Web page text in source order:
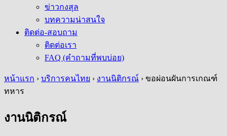
ข่าวกงสุล
บทความน่าสนใจ
ติดต่อ-สอบถาม
ติดต่อเรา
FAQ (คำถามที่พบบ่อย)
หน้าแรก › บริการคนไทย › งานนิติกรณ์ › ขอผ่อนผันการเกณฑ์
ทหาร
งานนิติกรณ์